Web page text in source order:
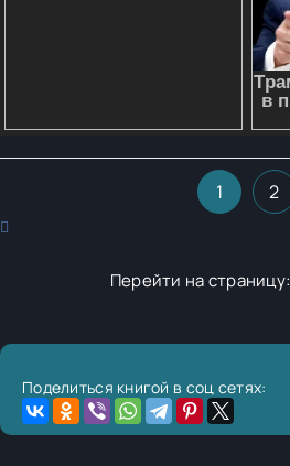
1 2
Перейти на страницу:
Поделиться книгой в соц сетях: